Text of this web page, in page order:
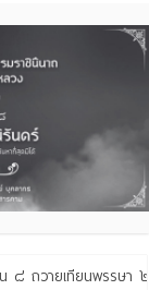
ถวายเทียนพรรษา ๒
รู้กับบัณฑิตวิทยาลัย ใน